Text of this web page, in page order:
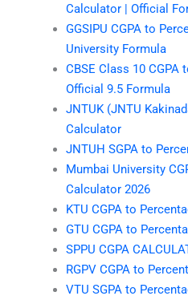
Calculator | Official
GGSIPU CGPA to
University Formula
CBSE Class 10 CGPA
Official 9.5 Formula
JNTUK (JNTU
Calculator
JNTUH SGPA to
Mumbai University
Calculator 2026
KTU CGPA to
GTU CGPA to
SPPU CGPA
RGPV CGPA to
VTU SGPA to